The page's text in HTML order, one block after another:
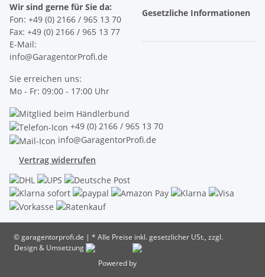
Wir sind gerne für Sie da:
Fon: +49 (0) 2166 / 965 13 70
Fax: +49 (0) 2166 / 965 13 77
E-Mail:
info@GaragentorProfi.de
Sie erreichen uns:
Mo - Fr: 09:00 - 17:00 Uhr
Gesetzliche Informationen
+49 (0) 2166 / 965 13 70
info@GaragentorProfi.de
Vertrag widerrufen
© garagentorprofi.de | * Alle Preise inkl. gesetzlicher USt., zzgl.
Design & Umsetzung
Powered by